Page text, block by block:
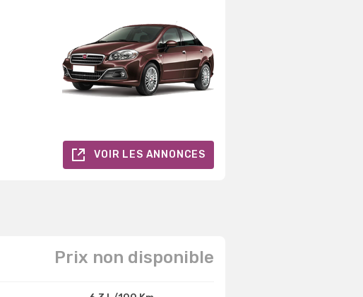
VOIR LES ANNONCES
Prix non disponible